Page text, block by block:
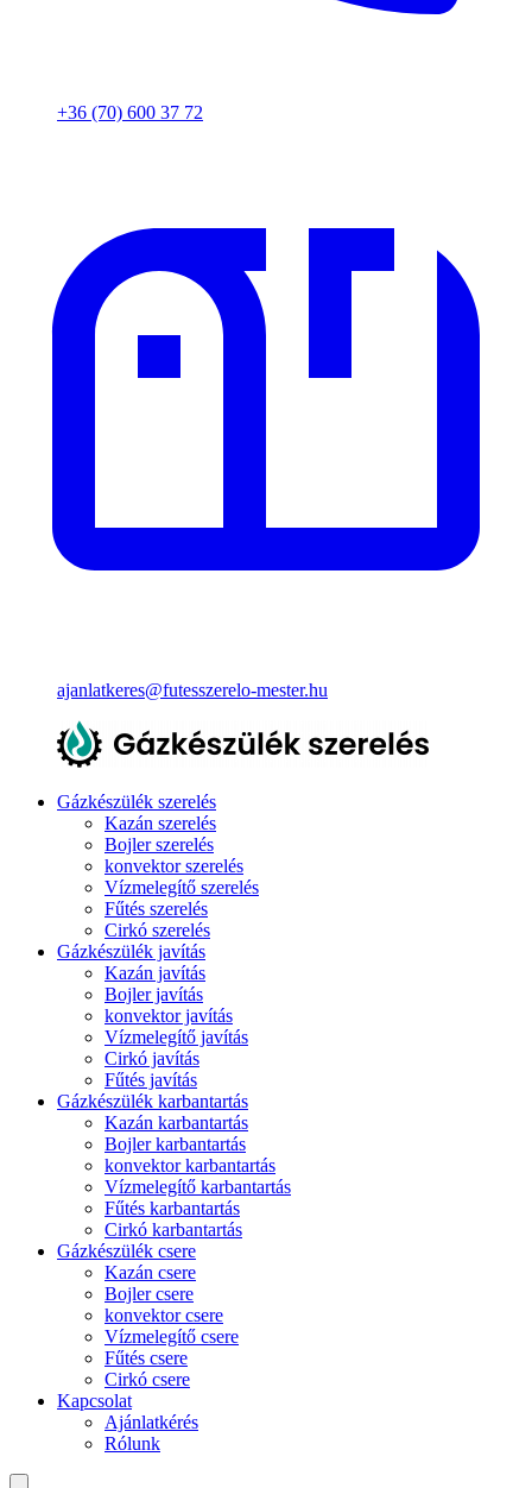
+36 (70) 600 37 72
ajanlatkeres@futesszerelo-mester.hu
Gázkészülék szerelés
Kazán szerelés
Bojler szerelés
konvektor szerelés
Vízmelegítő szerelés
Fűtés szerelés
Cirkó szerelés
Gázkészülék javítás
Kazán javítás
Bojler javítás
konvektor javítás
Vízmelegítő javítás
Cirkó javítás
Fűtés javítás
Gázkészülék karbantartás
Kazán karbantartás
Bojler karbantartás
konvektor karbantartás
Vízmelegítő karbantartás
Fűtés karbantartás
Cirkó karbantartás
Gázkészülék csere
Kazán csere
Bojler csere
konvektor csere
Vízmelegítő csere
Fűtés csere
Cirkó csere
Kapcsolat
Ajánlatkérés
Rólunk